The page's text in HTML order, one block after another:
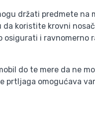
držati predmete na
koristite krovni
i ravnomerno
do te mere da ne
prtljaga omogućava